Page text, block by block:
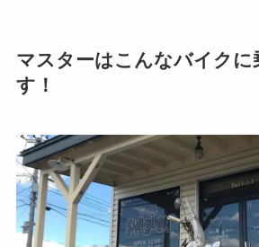
マスターはこんなバイクに
す！